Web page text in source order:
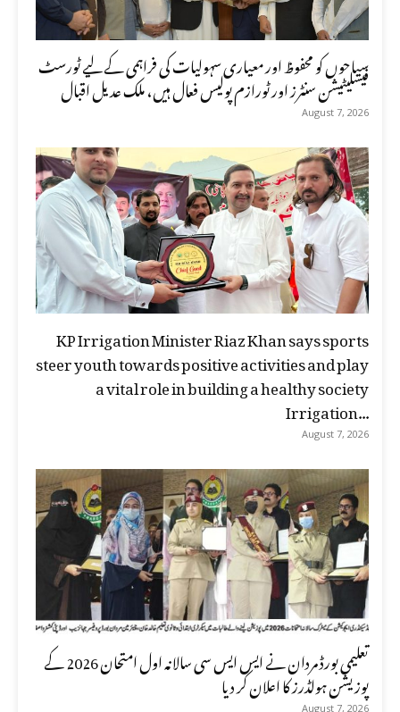
سیاحوں کو محفوظ اور معیاری سہولیات کی فراہمی کے لیے ٹورسٹ
فیسلیٹیشن سنٹرز اور ٹورازم پولیس فعال ہیں، ملک عدیل اقبال
August 7, 2026
KP Irrigation Minister Riaz Khan says sports
steer youth towards positive activities and play
a vital role in building a healthy society
Irrigation...
August 7, 2026
تعلیمی بورڈ مردان نے ایس ایس سی سالانہ اول امتحان 2026 کے
پوزیشن ہولڈرز کا اعلان کر دیا
August 7, 2026